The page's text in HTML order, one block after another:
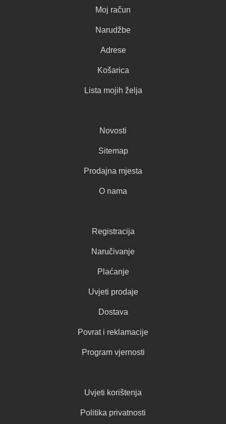
Moj račun
Narudžbe
Adrese
Košarica
Lista mojih želja
Novosti
Sitemap
Prodajna mjesta
O nama
Registracija
Naručivanje
Plaćanje
Uvjeti prodaje
Dostava
Povrat i reklamacije
Program vjernosti
Uvjeti korištenja
Politika privatnosti